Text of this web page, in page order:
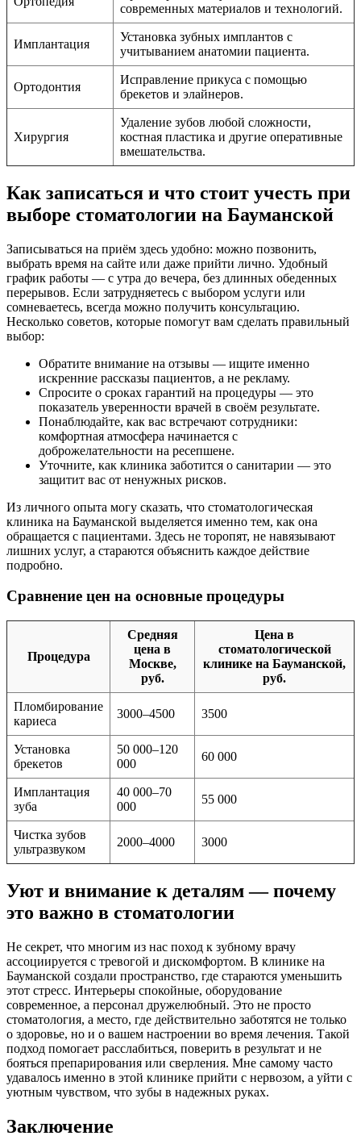
современных материалов и технологий.
Имплантация
Установка зубных имплантов с
учитыванием анатомии пациента.
Ортодонтия
Исправление прикуса с помощью
брекетов и элайнеров.
Хирургия
Удаление зубов любой сложности,
костная пластика и другие оперативные
вмешательства.
Как записаться и что стоит учесть при
выборе стоматологии на Бауманской
Записываться на приём здесь удобно: можно позвонить,
выбрать время на сайте или даже прийти лично. Удобный
график работы — с утра до вечера, без длинных обеденных
перерывов. Если затрудняетесь с выбором услуги или
сомневаетесь, всегда можно получить консультацию.
Несколько советов, которые помогут вам сделать правильный
выбор:
Обратите внимание на отзывы — ищите именно
искренние рассказы пациентов, а не рекламу.
Спросите о сроках гарантий на процедуры — это
показатель уверенности врачей в своём результате.
Понаблюдайте, как вас встречают сотрудники:
комфортная атмосфера начинается с
доброжелательности на ресепшене.
Уточните, как клиника заботится о санитарии — это
защитит вас от ненужных рисков.
Из личного опыта могу сказать, что стоматологическая
клиника на Бауманской выделяется именно тем, как она
обращается с пациентами. Здесь не торопят, не навязывают
лишних услуг, а стараются объяснить каждое действие
подробно.
Сравнение цен на основные процедуры
Процедура
Средняя
цена в
Москве,
руб.
Цена в
стоматологической
клинике на Бауманской,
руб.
Пломбирование
кариеса
3000–4500 3500
Установка
брекетов
50 000–120
000
60 000
Имплантация
зуба
40 000–70
000
55 000
Чистка зубов
ультразвуком
2000–4000 3000
Уют и внимание к деталям — почему
это важно в стоматологии
Не секрет, что многим из нас поход к зубному врачу
ассоциируется с тревогой и дискомфортом. В клинике на
Бауманской создали пространство, где стараются уменьшить
этот стресс. Интерьеры спокойные, оборудование
современное, а персонал дружелюбный. Это не просто
стоматология, а место, где действительно заботятся не только
о здоровье, но и о вашем настроении во время лечения. Такой
подход помогает расслабиться, поверить в результат и не
бояться препарирования или сверления. Мне самому часто
удавалось именно в этой клинике прийти с нервозом, а уйти с
уютным чувством, что зубы в надежных руках.
Заключение